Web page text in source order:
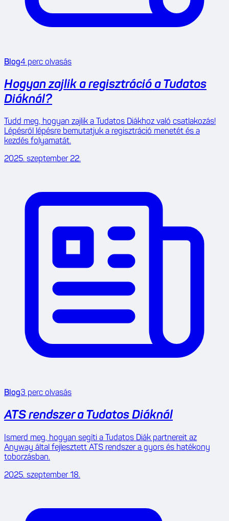
Blog4 perc olvasás
Hogyan zajlik a regisztráció a Tudatos
Diáknál?
Tudd meg, hogyan zajlik a Tudatos Diákhoz való csatlakozás!
Lépésről lépésre bemutatjuk a regisztráció menetét és a
kezdés folyamatát.
2025. szeptember 22.
Blog3 perc olvasás
ATS rendszer a Tudatos Diáknál
Ismerd meg, hogyan segíti a Tudatos Diák partnereit az
Anyway által fejlesztett ATS rendszer a gyors és hatékony
toborzásban.
2025. szeptember 18.